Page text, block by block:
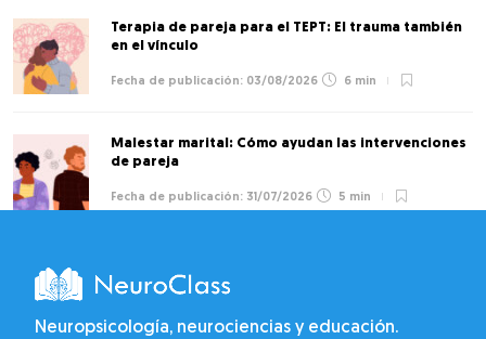
Terapia de pareja para el TEPT: El trauma también
en el vínculo
03/08/2026 6 min
Malestar marital: Cómo ayudan las intervenciones
de pareja
31/07/2026 5 min
Neuropsicología, neurociencias y educación.